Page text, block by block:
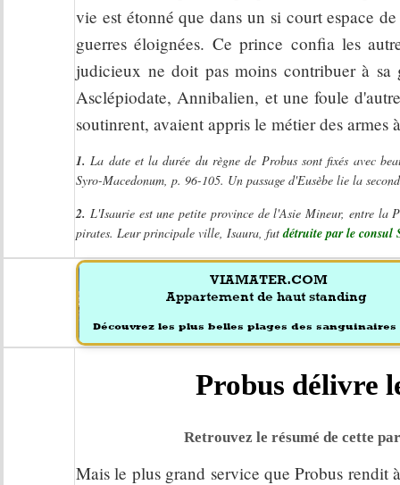
vie est étonné que dans un si court espace
guerres éloignées. Ce prince confia les
judicieux ne doit pas moins contribuer à
Asclépiodate, Annibalien, et une foule
soutinrent, avaient appris le métier des
1. La date et la durée du règne de Probus sont fixés avec
Syro-Macedonum, p. 96-105. Un passage d'Eusèbe lie la
2. L'Isaurie est une petite province de l'Asie Mineur, entre la
pirates. Leur principale ville, Isaura, futdétruite par le consul
Probus délivre
Retrouvez le résumé de cette
Mais le plus grand service que Probus